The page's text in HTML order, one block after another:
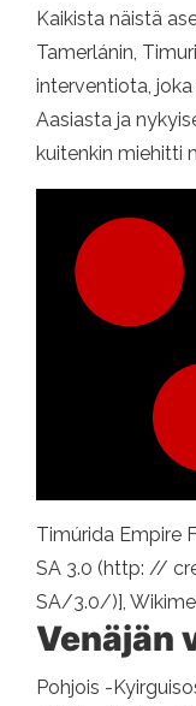
Kaikista näistä
Tamerlánin,
interventiota,
Aasiasta ja
kuitenkin miehitti
Timúrida Empire
SA 3.0 (http: //
SA/3.0/)],
Venäjän
Pohjois -